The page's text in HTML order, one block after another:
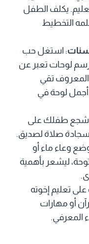
يكلف الطفل
التخطيط
: استغل حب
لوحات تعبر عن
المعروف تقي
لوحة في
شجع طفلك على
سجادة صلاة لصديق.
وعاء ماء أو
ليشعر بأهمية
تعليم إخوته
أو مهارات
المعرفي.